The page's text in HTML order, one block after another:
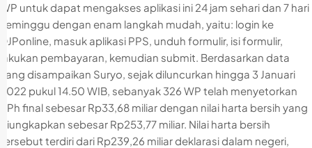
WP untuk dapat mengakses aplikasi ini 24 jam sehari dan 7 hari
seminggu dengan enam langkah mudah, yaitu: login ke
DJPonline, masuk aplikasi PPS, unduh formulir, isi formulir,
lakukan pembayaran, kemudian submit. Berdasarkan data
yang disampaikan Suryo, sejak diluncurkan hingga 3 Januari
2022 pukul 14.50 WIB, sebanyak 326 WP telah menyetorkan
PPh final sebesar Rp33,68 miliar dengan nilai harta bersih yang
diungkapkan sebesar Rp253,77 miliar. Nilai harta bersih
tersebut terdiri dari Rp239,26 miliar deklarasi dalam negeri,